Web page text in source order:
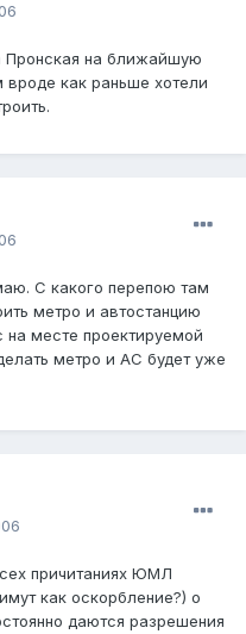
Пронская на ближайшую
вроде как раньше хотели
С какого перепою там
метро и автостанцию
месте проектируемой
метро и АС будет уже
причитаниях ЮМЛ
как оскорбление?) о
даются разрешения